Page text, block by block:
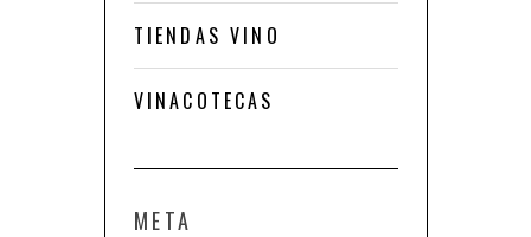
TIENDAS VINO
VINACOTECAS
META